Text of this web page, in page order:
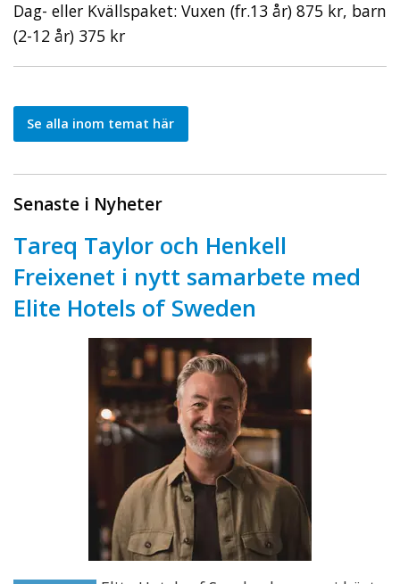
Dag- eller Kvällspaket: Vuxen (fr.13 år) 875 kr, barn
(2-12 år) 375 kr
Se alla inom temat här
Senaste i Nyheter
Tareq Taylor och Henkell
Freixenet i nytt samarbete med
Elite Hotels of Sweden